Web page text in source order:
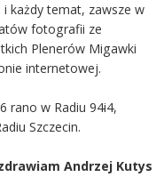
każdy temat, zawsze w
fotografii ze
Plenerów Migawki
internetowej.
rano w Radiu 94i4,
Szczecin.
Andrzej Kutys